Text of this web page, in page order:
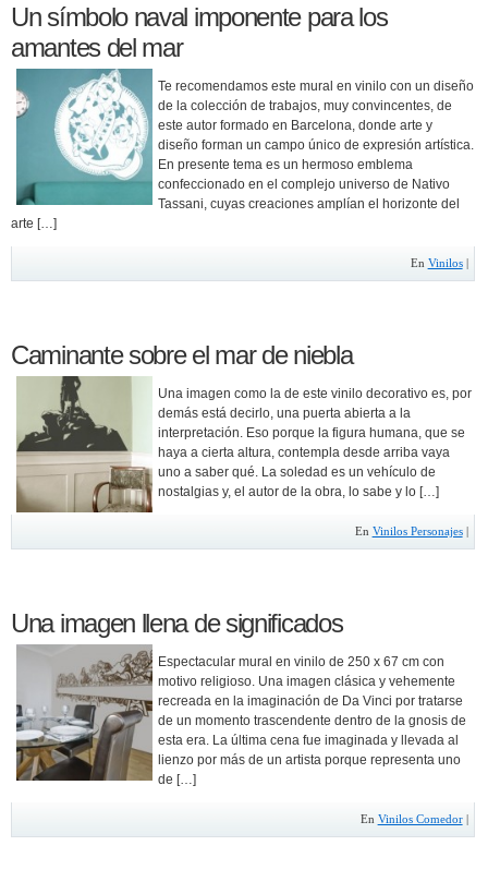
Un símbolo naval imponente para los
amantes del mar
Te recomendamos este mural en vinilo con un diseño
de la colección de trabajos, muy convincentes, de
este autor formado en Barcelona, donde arte y
diseño forman un campo único de expresión artística.
En presente tema es un hermoso emblema
confeccionado en el complejo universo de Nativo
Tassani, cuyas creaciones amplían el horizonte del
arte […]
En Vinilos|
Caminante sobre el mar de niebla
Una imagen como la de este vinilo decorativo es, por
demás está decirlo, una puerta abierta a la
interpretación. Eso porque la figura humana, que se
haya a cierta altura, contempla desde arriba vaya
uno a saber qué. La soledad es un vehículo de
nostalgias y, el autor de la obra, lo sabe y lo […]
En Vinilos Personajes|
Una imagen llena de significados
Espectacular mural en vinilo de 250 x 67 cm con
motivo religioso. Una imagen clásica y vehemente
recreada en la imaginación de Da Vinci por tratarse
de un momento trascendente dentro de la gnosis de
esta era. La última cena fue imaginada y llevada al
lienzo por más de un artista porque representa uno
de […]
En Vinilos Comedor|